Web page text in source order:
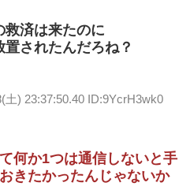
救済は来たのに
されたんだろね？
土) 23:37:50.40 ID:9YcrH3wk0
何か1つは通信しないと手
きたかったんじゃないか